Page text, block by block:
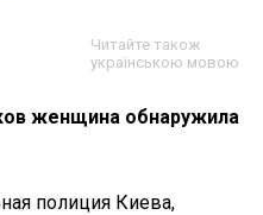
Читайте також
українською мовою
женщина обнаружила
полиция Киева,